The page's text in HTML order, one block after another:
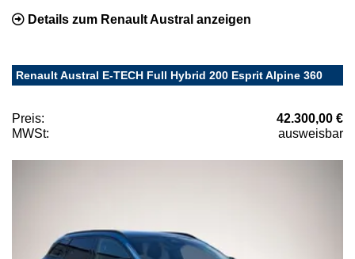
Details zum Renault Austral anzeigen
Renault Austral E-TECH Full Hybrid 200 Esprit Alpine 360
Preis:
42.300,00 €
MWSt:
ausweisbar